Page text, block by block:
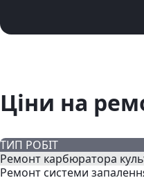
Ціни на
ТИП РОБІТ
Ремонт карбюратора
Ремонт системи